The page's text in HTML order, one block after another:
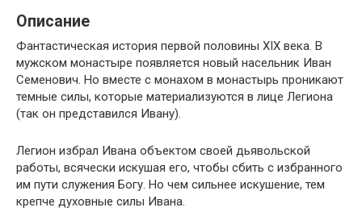
Описание
Фантастическая история первой половины XIX века. В
мужском монастыре появляется новый насельник Иван
Семенович. Но вместе с монахом в монастырь проникают
темные силы, которые материализуются в лице Легиона
(так он представился Ивану).
Легион избрал Ивана объектом своей дьявольской
работы, всячески искушая его, чтобы сбить с избранного
им пути служения Богу. Но чем сильнее искушение, тем
крепче духовные силы Ивана.